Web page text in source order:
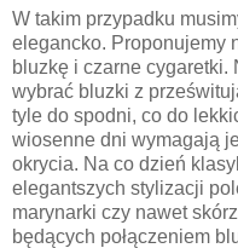
W takim przypadku
elegancko. Proponujemy
bluzkę i czarne
wybrać bluzki z
tyle do spodni, co do
wiosenne dni wymagają
okrycia. Na co dzień
elegantszych stylizacji
marynarki czy nawet
będących połączeniem